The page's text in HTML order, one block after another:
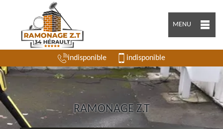
MENU
indisponible indisponible
RAMONAGE Z.T